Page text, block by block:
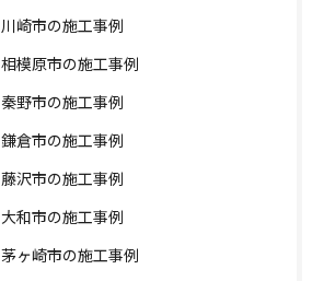
川崎市の施工事例
相模原市の施工事例
秦野市の施工事例
鎌倉市の施工事例
藤沢市の施工事例
大和市の施工事例
茅ヶ崎市の施工事例